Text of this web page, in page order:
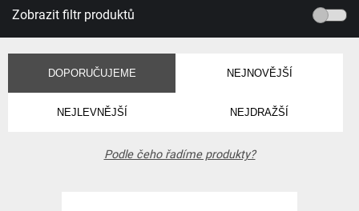
Zobrazit filtr produktů
DOPORUČUJEME NEJNOVĚJŠÍ
NEJLEVNĚJŠÍ NEJDRAŽŠÍ
Podle čeho řadíme produkty?